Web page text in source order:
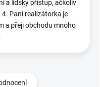
a lidský přístup, ačkoliv
Paní realizátorka je
a přeji obchodu mnoho